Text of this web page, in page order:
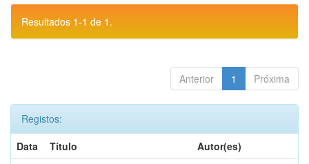
Resultados 1-1 de 1.
Anterior 1 Próxima
Registos:
Data
Título
Autor(es)